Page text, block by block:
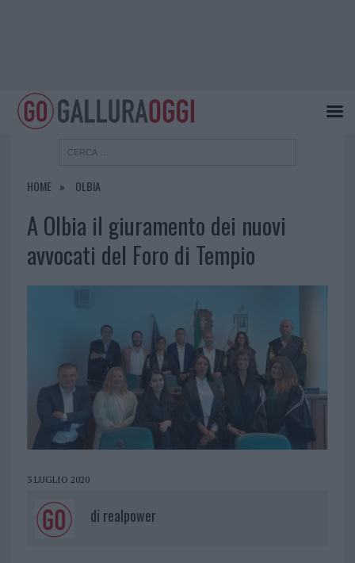
HOME OLBIA
A Olbia il giuramento dei nuovi
avvocati del Foro di Tempio
3 LUGLIO 2020
di realpower